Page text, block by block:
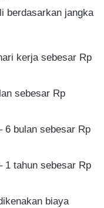
berdasarkan jangka
kerja sebesar Rp
sebesar Rp
6 bulan sebesar Rp
1 tahun sebesar Rp
biaya